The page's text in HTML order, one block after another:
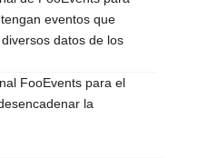
eventos que
datos de los
FooEvents para el
la